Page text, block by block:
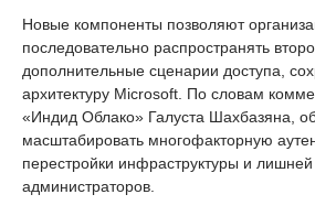
Новые компоненты позволяют
последовательно распространять
дополнительные сценарии доступа,
архитектуру Microsoft. По словам
«Индид Облако» Галуста Шахбазяна,
масштабировать многофакторную
перестройки инфраструктуры и лишней
администраторов.